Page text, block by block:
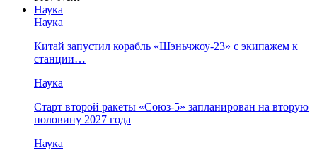
Наука
Наука
Китай запустил корабль «Шэньчжоу-23» с экипажем к
станции…
Наука
Старт второй ракеты «Союз-5» запланирован на вторую
половину 2027 года
Наука